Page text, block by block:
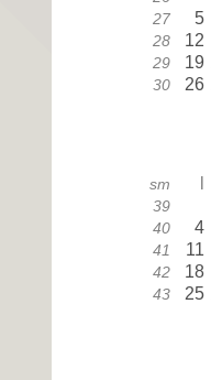
27 5
28 12
29 19
30 26
sm
39
40 4
41 11
42 18
43 25